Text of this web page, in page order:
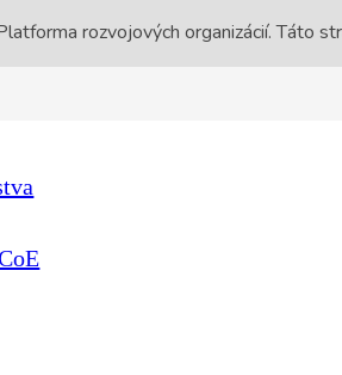
rozvojových organizácií. Táto